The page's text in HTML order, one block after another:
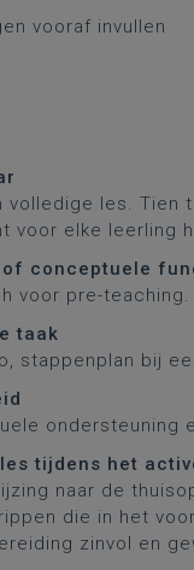
vooraf invullen
volledige les. Tien
voor elke leerling
conceptuele
voor pre-teaching.
taak
stappenplan bij
ondersteuning
tijdens het
naar de
die in het
zinvol en